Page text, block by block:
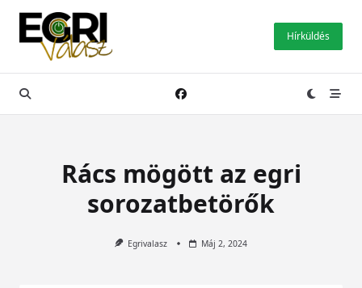
Skip
content
Hírküldés
Rács mögött az egri
sorozatbetörők
Egrivalasz Máj 2, 2024